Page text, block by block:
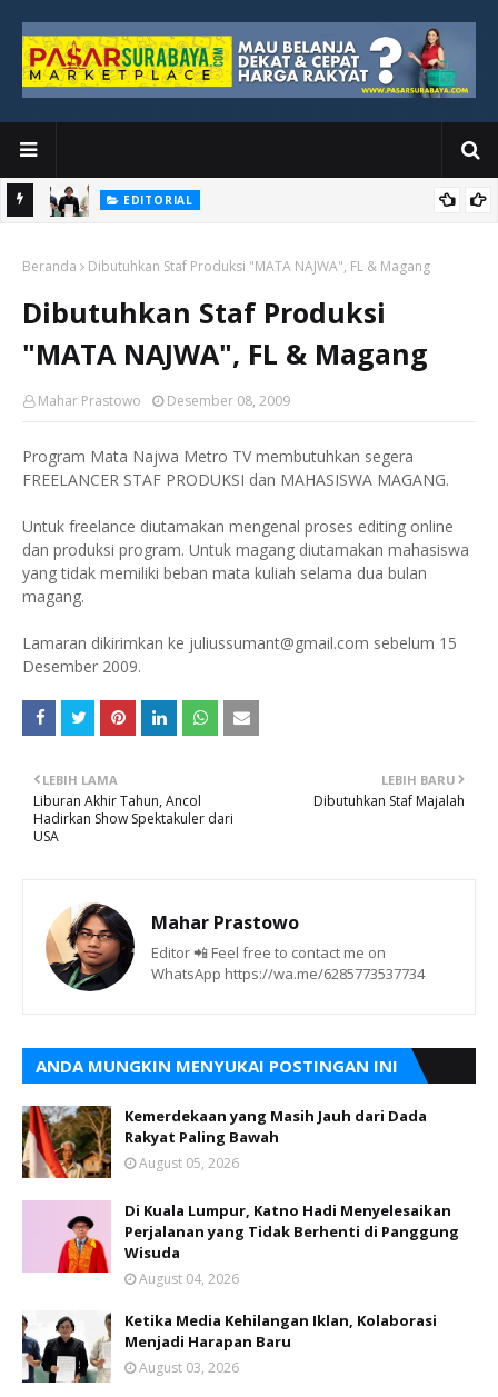
EDITORIAL
Beranda Dibutuhkan Staf Produksi "MATA NAJWA", FL & Magang
Dibutuhkan Staf Produksi
"MATA NAJWA", FL & Magang
Mahar Prastowo Desember 08, 2009
Program Mata Najwa Metro TV membutuhkan segera
FREELANCER STAF PRODUKSI dan MAHASISWA MAGANG.
Untuk freelance diutamakan mengenal proses editing online
dan produksi program. Untuk magang diutamakan mahasiswa
yang tidak memiliki beban mata kuliah selama dua bulan
magang.
Lamaran dikirimkan ke juliussumant@gmail.com sebelum 15
Desember 2009.
LEBIH BARU
Dibutuhkan Staf Majalah
LEBIH LAMA
Liburan Akhir Tahun, Ancol
Hadirkan Show Spektakuler dari
USA
Mahar Prastowo
Editor 📲 Feel free to contact me on
WhatsApp https://wa.me/6285773537734
ANDA MUNGKIN MENYUKAI POSTINGAN INI
Kemerdekaan yang Masih Jauh dari Dada
Rakyat Paling Bawah
August 05, 2026
Di Kuala Lumpur, Katno Hadi Menyelesaikan
Perjalanan yang Tidak Berhenti di Panggung
Wisuda
August 04, 2026
Ketika Media Kehilangan Iklan, Kolaborasi
Menjadi Harapan Baru
August 03, 2026